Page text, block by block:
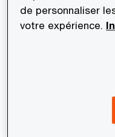
ESG-RSE est
RSE à 4,96 sur 10,
psychologique de
juristes se
niveau de maturité
même si on
de personnaliser
votre expérience.